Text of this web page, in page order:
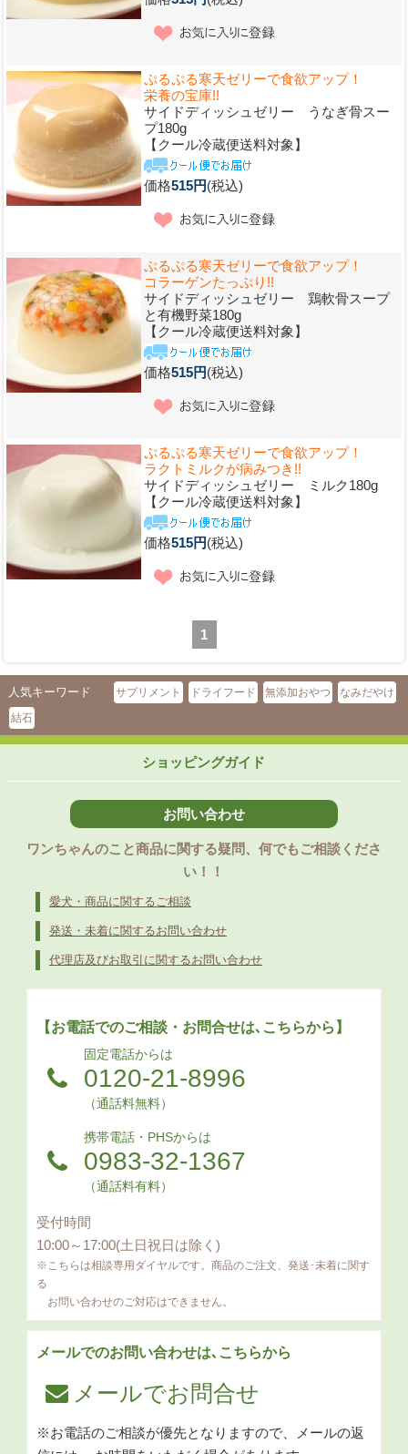
ぷるぷる寒天ゼリーで食欲アップ！
栄養の宝庫!!
サイドディッシュゼリー うなぎ骨スー
プ180g
【クール冷蔵便送料対象】
価格515円(税込)
ぷるぷる寒天ゼリーで食欲アップ！
コラーゲンたっぷり!!
サイドディッシュゼリー 鶏軟骨スープ
と有機野菜180g
【クール冷蔵便送料対象】
価格515円(税込)
ぷるぷる寒天ゼリーで食欲アップ！
ラクトミルクが病みつき!!
サイドディッシュゼリー ミルク180g
【クール冷蔵便送料対象】
価格515円(税込)
1
人気キーワード サプリメント ドライフード 無添加おやつ
なみだやけ
結石
ショッピングガイド
お問い合わせ
ワンちゃんのこと商品に関する疑問、何でもご相談くださ
い！！
愛犬・商品に関するご相談
発送・未着に関するお問い合わせ
代理店及びお取引に関するお問い合わせ
【お電話でのご相談・お問合せは､こちらから】
固定電話からは
0120-21-8996
（通話料無料）
携帯電話・PHSからは
0983-32-1367
（通話料有料）
受付時間
10:00～17:00(土日祝日は除く)
※こちらは相談専用ダイヤルです。商品のご注文、発送･未着に関す
る
お問い合わせのご対応はできません。
メールでのお問い合わせは､こちらから
メールでお問合せ
※お電話のご相談が優先となりますので、メールの返